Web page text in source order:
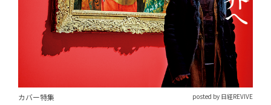
カバー特集 posted by 日経REVIVE